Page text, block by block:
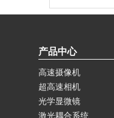
产品中心
高速摄像机
超高速相机
光学显微镜
激光耦合系统